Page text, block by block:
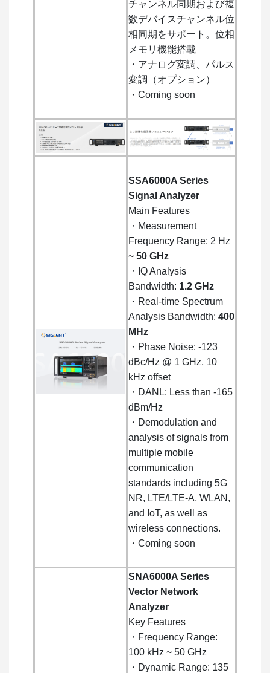
チャンネル同期および複
数デバイスチャンネル位
相同期をサポート。位相
メモリ機能搭載
・アナログ変調、パルス
変調（オプション）
・Coming soon
SSA6000A Series
Signal Analyzer
Main Features
・Measurement
Frequency Range: 2 Hz
~ 50 GHz
・IQ Analysis
Bandwidth: 1.2 GHz
・Real-time Spectrum
Analysis Bandwidth: 400
MHz
・Phase Noise: -123
dBc/Hz @ 1 GHz, 10
kHz offset
・DANL: Less than -165
dBm/Hz
・Demodulation and
analysis of signals from
multiple mobile
communication
standards including 5G
NR, LTE/LTE-A, WLAN,
and IoT, as well as
wireless connections.
・Coming soon
SNA6000A Series
Vector Network
Analyzer
Key Features
・Frequency Range:
100 kHz ~ 50 GHz
・Dynamic Range: 135